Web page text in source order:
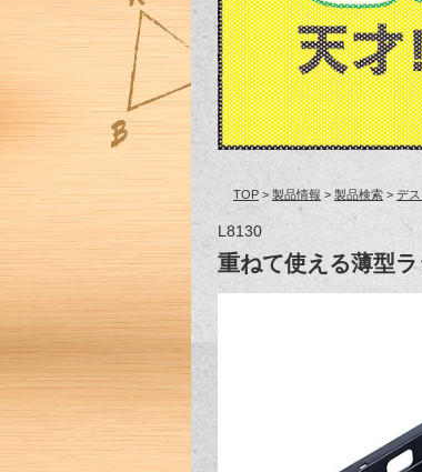
TOP> 製品情報 > 製品検索> デ
L8130
重ねて使える薄型